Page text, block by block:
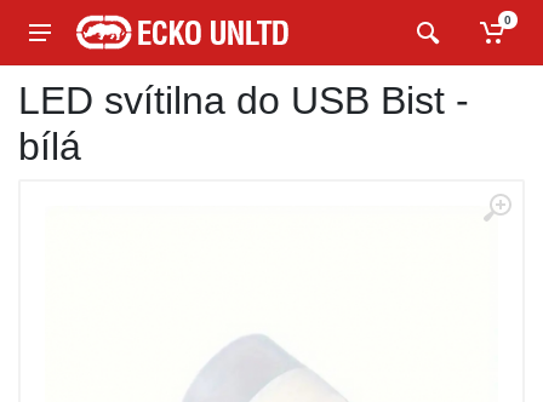
0
LED svítilna do USB Bist -
bílá